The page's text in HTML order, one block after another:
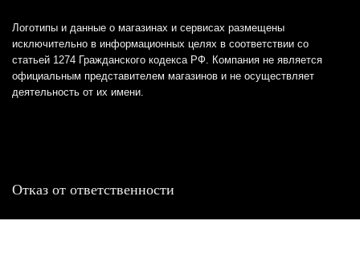
Логотипы и данные о магазинах и сервисах размещены
исключительно в информационных целях в соответствии со
статьей 1274 Гражданского кодекса РФ. Компания не является
официальным представителем магазинов и не осуществляет
деятельность от их имени.
Отказ от ответственности